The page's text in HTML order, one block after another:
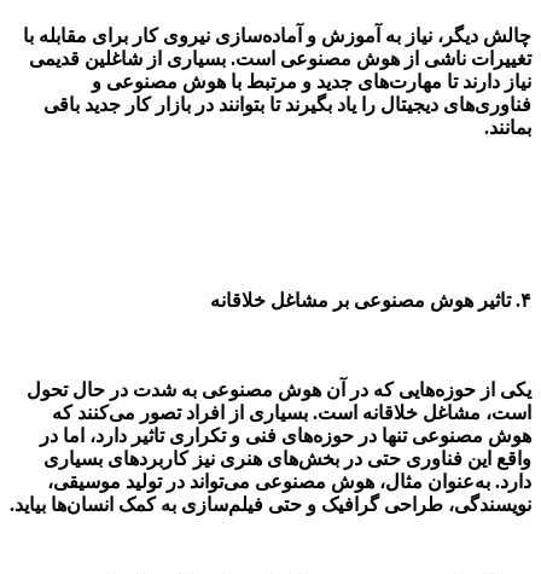
چالش دیگر، نیاز به آموزش و آماده‌سازی نیروی کار برای مقابله با
تغییرات ناشی از هوش مصنوعی است. بسیاری از شاغلین قدیمی
نیاز دارند تا مهارت‌های جدید و مرتبط با هوش مصنوعی و
فناوری‌های دیجیتال را یاد بگیرند تا بتوانند در بازار کار جدید باقی
بمانند.
۴. تاثیر هوش مصنوعی بر مشاغل خلاقانه
یکی از حوزه‌هایی که در آن هوش مصنوعی به شدت در حال تحول
است، مشاغل خلاقانه است. بسیاری از افراد تصور می‌کنند که
هوش مصنوعی تنها در حوزه‌های فنی و تکراری تاثیر دارد، اما در
واقع این فناوری حتی در بخش‌های هنری نیز کاربردهای بسیاری
دارد. به‌عنوان مثال، هوش مصنوعی می‌تواند در تولید موسیقی،
نویسندگی، طراحی گرافیک و حتی فیلم‌سازی به کمک انسان‌ها بیاید.